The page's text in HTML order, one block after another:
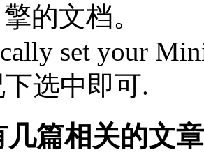
的文档。
set your
选中即可.
篇相关的文